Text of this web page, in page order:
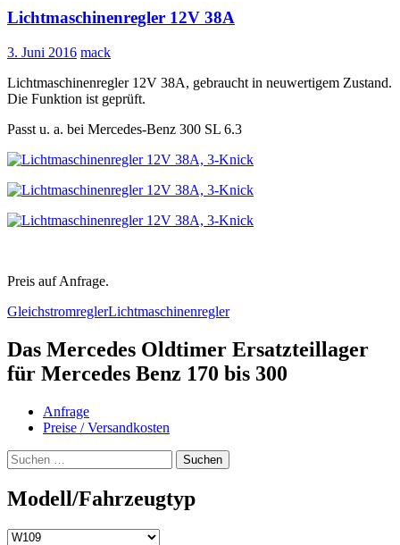
Lichtmaschinenregler 12V 38A
3. Juni 2016 mack
Lichtmaschinenregler 12V 38A, gebraucht in neuwertigem Zustand.
Die Funktion ist geprüft.
Passt u. a. bei Mercedes-Benz 300 SL 6.3
Preis auf Anfrage.
GleichstromreglerLichtmaschinenregler
Das Mercedes Oldtimer Ersatzteillager
für Mercedes Benz 170 bis 300
Anfrage
Preise / Versandkosten
Suchen
nach:
Modell/Fahrzeugtyp
Modell/Fahrzeugtyp